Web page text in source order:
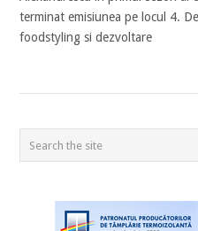
terminat emisiunea pe locul 4.
foodstyling si dezvoltare
POSTS
NAVIGATION